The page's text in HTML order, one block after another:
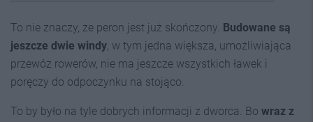
To nie znaczy, że peron jest już skończony. Budowane są
jeszcze dwie windy, w tym jedna większa, umożliwiająca
przewóz rowerów, nie ma jeszcze wszystkich ławek i
poręczy do odpoczynku na stojąco.
To by było na tyle dobrych informacji z dworca. Bo wraz z